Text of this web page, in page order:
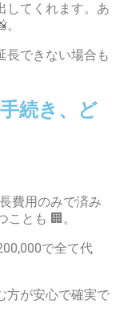
してくれます。あ
長できない場合も
続き、ど
費用のみで済み
とも 🏢。
で全て代
方が安心で確実で